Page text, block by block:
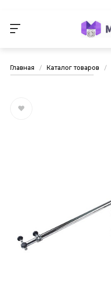
Главная / Каталог товаров /